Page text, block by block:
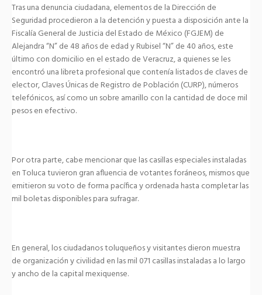
Tras una denuncia ciudadana, elementos de la Dirección de
Seguridad procedieron a la detención y puesta a disposición ante la
Fiscalía General de Justicia del Estado de México (FGJEM) de
Alejandra “N” de 48 años de edad y Rubisel “N” de 40 años, este
último con domicilio en el estado de Veracruz, a quienes se les
encontró una libreta profesional que contenía listados de claves de
elector, Claves Únicas de Registro de Población (CURP), números
telefónicos, así como un sobre amarillo con la cantidad de doce mil
pesos en efectivo.
Por otra parte, cabe mencionar que las casillas especiales instaladas
en Toluca tuvieron gran afluencia de votantes foráneos, mismos que
emitieron su voto de forma pacífica y ordenada hasta completar las
mil boletas disponibles para sufragar.
En general, los ciudadanos toluqueños y visitantes dieron muestra
de organización y civilidad en las mil 071 casillas instaladas a lo largo
y ancho de la capital mexiquense.